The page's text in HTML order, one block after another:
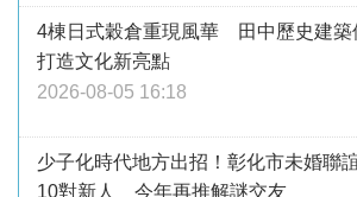
4棟日式穀倉重現風華 田中歷史建築
打造文化新亮點
2026-08-05 16:18
少子化時代地方出招！彰化市未婚聯
10對新人 今年再推解謎交友